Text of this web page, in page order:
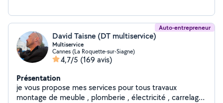
Auto-entrepreneur
David Taisne (DT multiservice)
Multiservice
Cannes (La Roquette-sur-Siagne)
4,7/5 (169 avis)
Présentation
je vous propose mes services pour tous travaux
montage de meuble , plomberie , électricité , carrelage